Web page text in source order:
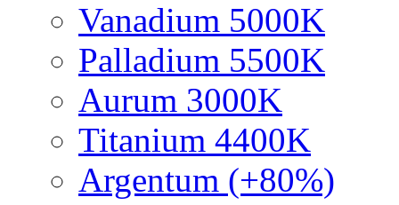
Vanadium 5000K
Palladium 5500K
Aurum 3000K
Titanium 4400K
Argentum (+80%)